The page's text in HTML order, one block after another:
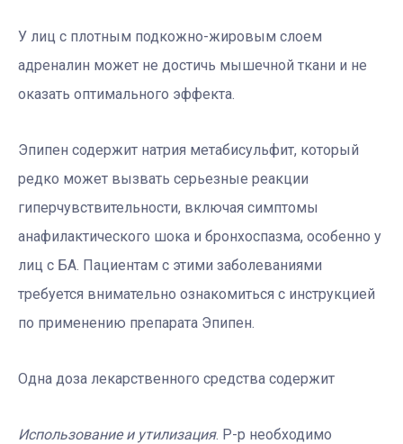
У лиц с плотным подкожно-жировым слоем
адреналин может не достичь мышечной ткани и не
оказать оптимального эффекта.
Эпипен содержит натрия метабисульфит, который
редко может вызвать серьезные реакции
гиперчувствительности, включая симптомы
анафилактического шока и бронхоспазма, особенно у
лиц с БА. Пациентам с этими заболеваниями
требуется внимательно ознакомиться с инструкцией
по применению препарата Эпипен.
Одна доза лекарственного средства содержит
Использование и утилизация. Р-р необходимо